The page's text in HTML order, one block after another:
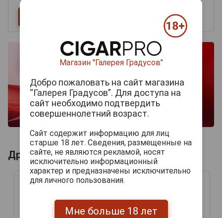
Другие продукты бренда ARCOBRAU
Магазин "Галерея Градусов"
Добро пожаловать на сайт магазина
“Галерея Градусов”. Для доступа на
сайт необходимо подтвердить
совершеннолетний возраст.
Сайт содержит информацию для лиц
старше 18 лет. Сведения, размещенные на
сайте, не являются рекламой, носят
исключительно информационный
характер и предназначены исключительно
для личного пользования.
Мне больше 18 лет